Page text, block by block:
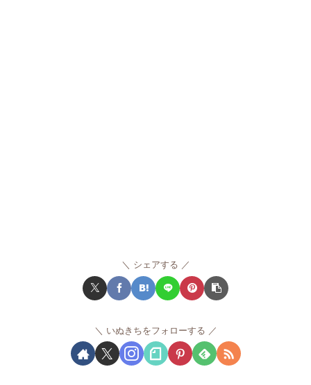
シェアする
いぬきちをフォローする